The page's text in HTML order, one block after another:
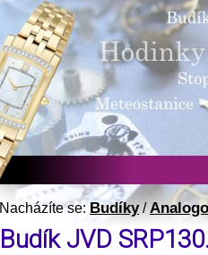
Nacházíte se:Budíky/
Budík JVD